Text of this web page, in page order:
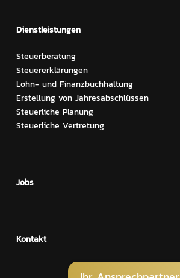
Dienstleistungen
Steuerberatung
Steuererklärungen
Lohn- und Finanzbuchhaltung
Erstellung von Jahresabschlüssen
Steuerliche Planung
Steuerliche Vertretung
Jobs
Kontakt